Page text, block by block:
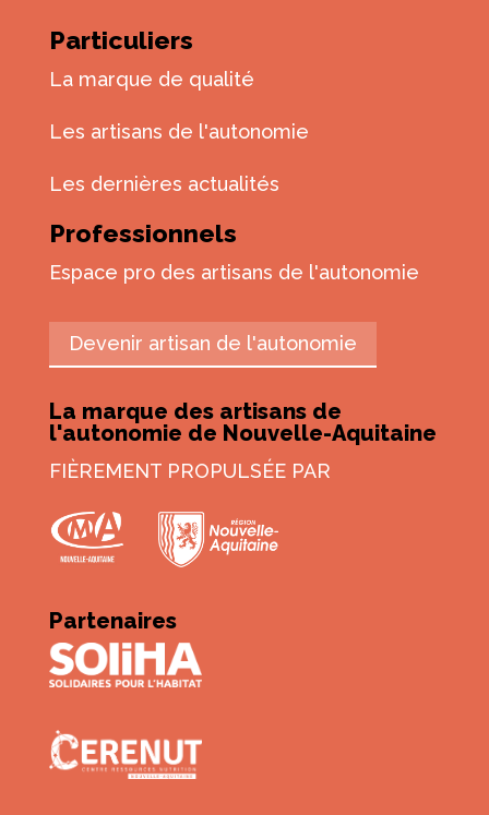
Particuliers
La marque de qualité
Les artisans de l'autonomie
Les dernières actualités
Professionnels
Espace pro des artisans de l'autonomie
Devenir artisan de l'autonomie
La marque des artisans de
l'autonomie de Nouvelle-Aquitaine
FIÈREMENT PROPULSÉE PAR
Partenaires